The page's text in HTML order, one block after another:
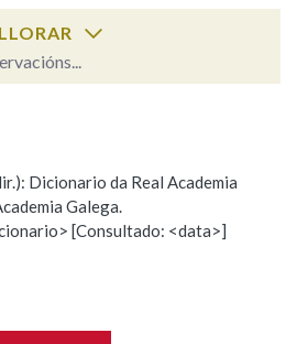
PORTAL DAS PALABRAS
Dicionario da Real Academia
Galega.
[Consultado: <data>]